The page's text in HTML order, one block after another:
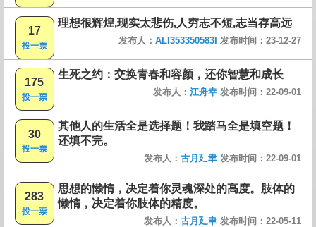
17
投一票
理想很辉煌,现实太悲伤,人穷志不短,志当存高远
发布人： ALI353350583I 发布时间：23-12-27
175
投一票
生死之约：交换青春和容颜，还你智慧和成长
发布人： 江舟幸 发布时间：22-09-01
30
投一票
其他人的生活全是选择题！我踏马全是填空题！
还填不完。
发布人： 古月廴聿 发布时间：22-09-01
283
投一票
思想的懒惰，决定着你灵魂深处的高度。肢体的
懒惰，决定着你肢体的精度。
发布人： 古月廴聿 发布时间：22-05-11